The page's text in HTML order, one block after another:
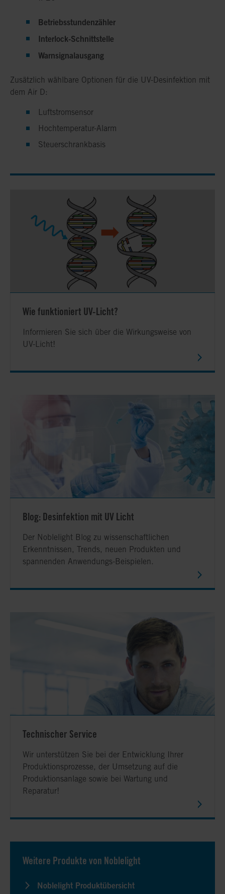
Betriebsstundenzähler
Interlock-Schnittstelle
Warnsignalausgang
Zusätzlich wählbare Optionen für die UV-Desinfektion mit
dem Air D:
Luftstromsensor
Hochtemperatur-Alarm
Steuerschrankbasis
Wie funktioniert UV-Licht?
Informieren Sie sich über die Wirkungsweise von
UV-Licht!
Blog: Desinfektion mit UV Licht
Der Noblelight Blog zu wissenschaftlichen
Erkenntnissen, Trends, neuen Produkten und
spannenden Anwendungs-Beispielen.
Technischer Service
Wir unterstützen Sie bei der Entwicklung Ihrer
Produktionsprozesse, der Umsetzung auf die
Produktionsanlage sowie bei Wartung und
Reparatur!
Weitere Produkte von Noblelight
Noblelight Produktübersicht